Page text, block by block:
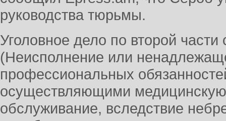
руководства тюрьмы.
Уголовное дело по второй
(Неисполнение или
профессиональных
осуществляющими
обслуживание, вследствие